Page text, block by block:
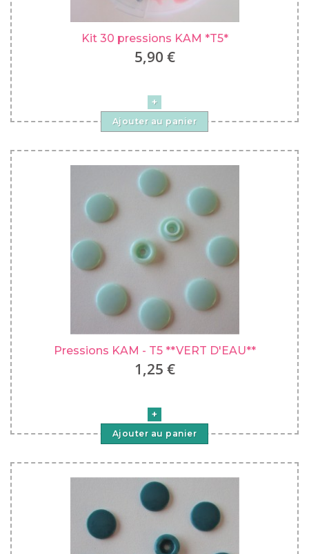
Kit 30 pressions KAM *T5*
5,90 €
Ajouter au panier
Pressions KAM - T5 **VERT D'EAU**
1,25 €
Ajouter au panier